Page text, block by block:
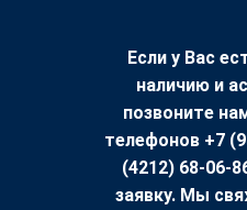
Если у Вас
наличию и
позвоните
телефонов +7
(4212) 68-06-
заявку. Мы